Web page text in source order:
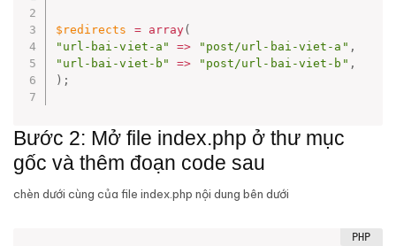
$redirects = array(
"url-bai-viet-a"
=> "post/url-bai-viet-a" ,
"url-bai-viet-b"
=> "post/url-bai-viet-b" ,
) ;
Bước 2: Mở file index.php ở thư mục
gốc và thêm đoạn code sau
chèn dưới cùng của file index.php nội dung bên dưới